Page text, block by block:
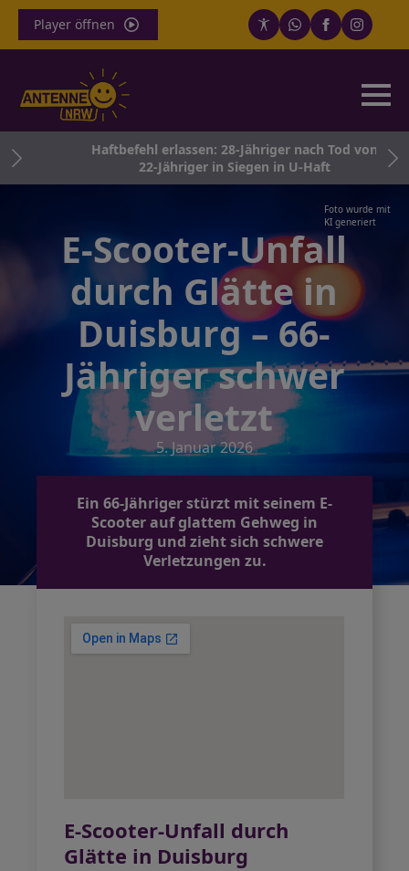
Player öffnen
Haftbefehl erlassen: 28-Jähriger nach Tod von
22-Jähriger in Siegen in U-Haft
Foto wurde mit
KI generiert
E-Scooter-Unfall
durch Glätte in
Duisburg – 66-
Jähriger schwer
verletzt
5. Januar 2026
Ein 66-Jähriger stürzt mit seinem E-
Scooter auf glattem Gehweg in
Duisburg und zieht sich schwere
Verletzungen zu.
E-Scooter-Unfall durch
Glätte in Duisburg